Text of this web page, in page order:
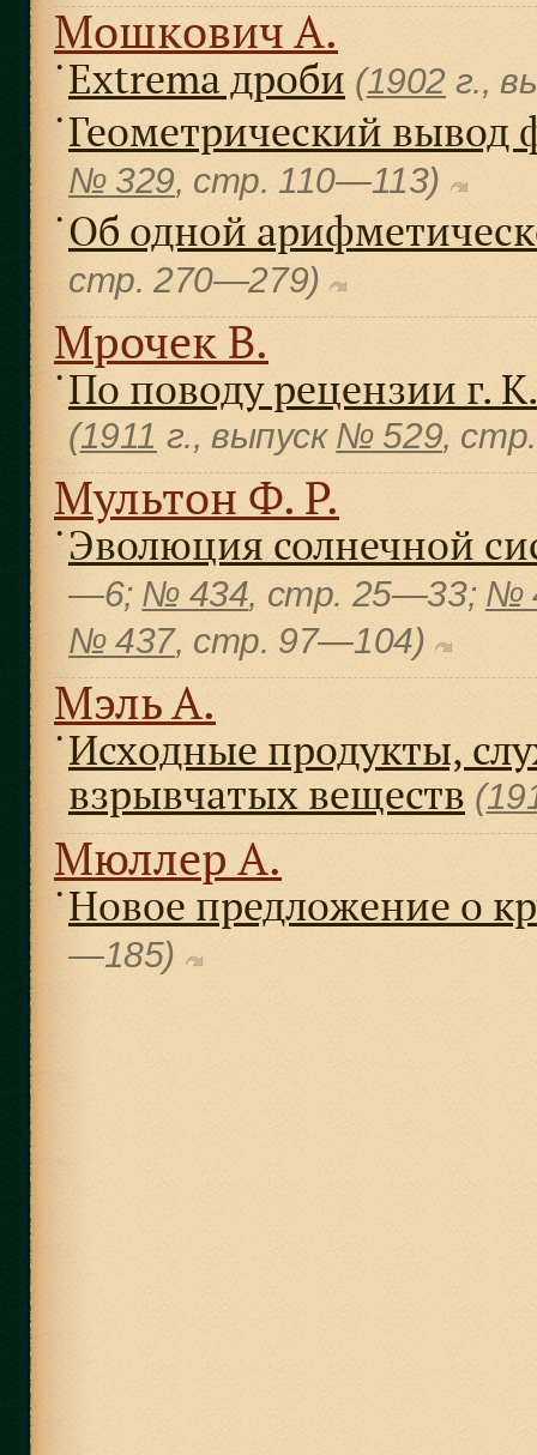
Мошкович А.
● Extrema дроби (1902 г.,
● Геометрический вывод
№ 329, cтр. 110—113)
● Об одной
cтр. 270—279)
Мрочек В.
● По поводу рецензии г.
(1911 г., выпуск № 529,
Мультон Ф. Р.
● Эволюция солнечной
—6; № 434, cтр. 25—33; №
№ 437, cтр. 97—104)
Мэль А.
● Исходные продукты,
взрывчатых веществ (
Мюллер А.
● Новое предложение о
—185)